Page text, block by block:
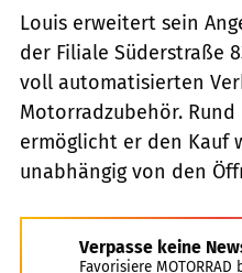
Louis erweitert sein
der Filiale Süderstraße
voll automatisierten
Motorradzubehör.
ermöglicht er den Kauf
unabhängig von den
Verpasse keine
Favorisiere